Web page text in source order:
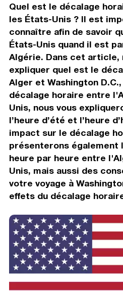
Quel est le décalage
les États-Unis ? Il est
connaître afin de savoir
États-Unis quand il est
Algérie. Dans cet article,
expliquer quel est le
Alger et Washington
décalage horaire entre
Unis, nous vous
l’heure d’été et l’heure
impact sur le décalage
présenterons également
heure par heure entre
Unis, mais aussi des
votre voyage à
effets du décalage